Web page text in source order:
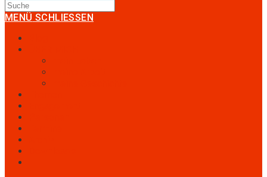
SEARCH
MENÜ SCHLIESSEN